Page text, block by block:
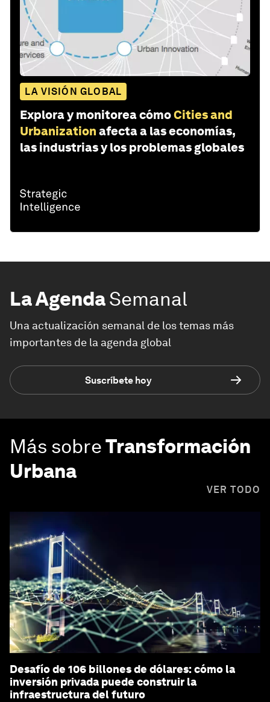
LA VISIÓN GLOBAL
Explora y monitorea cómoCities and
Urbanization afecta a las economías,
las industrias y los problemas globales
La AgendaSemanal
Una actualización semanal de los temas más
importantes de la agenda global
Suscríbete hoy
Más sobreTransformación
Urbana
VER TODO
Desafío de 106 billones de dólares: cómo la
inversión privada puede construir la
infraestructura del futuro